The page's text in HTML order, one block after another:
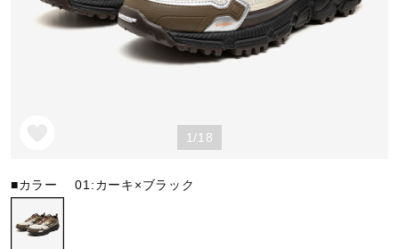
ゴルフ
1/18
■カラー01:カーキ×ブラック